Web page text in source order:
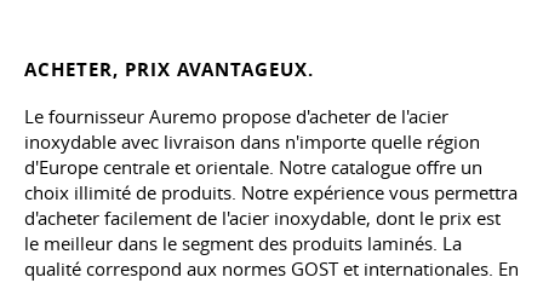
ACHETER, PRIX AVANTAGEUX.
Le fournisseur Auremo propose d'acheter de l'acier
inoxydable avec livraison dans n'importe quelle région
d'Europe centrale et orientale. Notre catalogue offre un
choix illimité de produits. Notre expérience vous permettra
d'acheter facilement de l'acier inoxydable, dont le prix est
le meilleur dans le segment des produits laminés. La
qualité correspond aux normes GOST et internationales. En